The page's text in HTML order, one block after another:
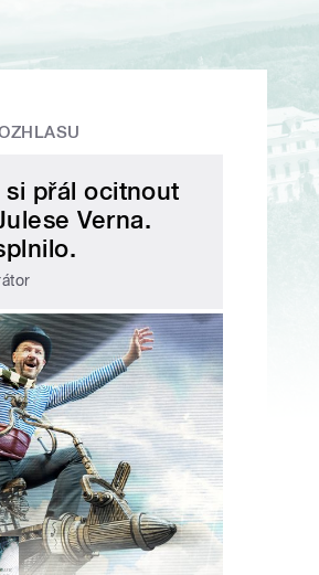
si přál ocitnout
Verna.